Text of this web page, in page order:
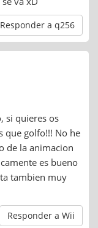
Responder a q256
si quieres os
que golfo!!! No he
de la animacion
es bueno
tambien muy
Responder a Wii